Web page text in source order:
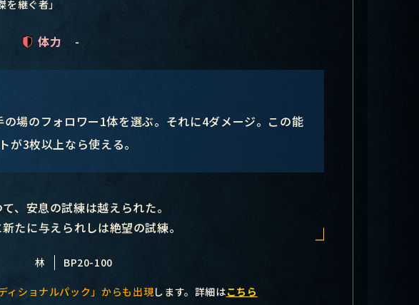
継ぐ者」
体力 -
場のフォロワー1体を選ぶ。それに4ダメージ。この能
が3枚以上なら使える。
、安息の試練は越えられた。
たに与えられしは絶望の試練。
林 BP20-100
ィショナルパック」からも出現します。詳細はこちら